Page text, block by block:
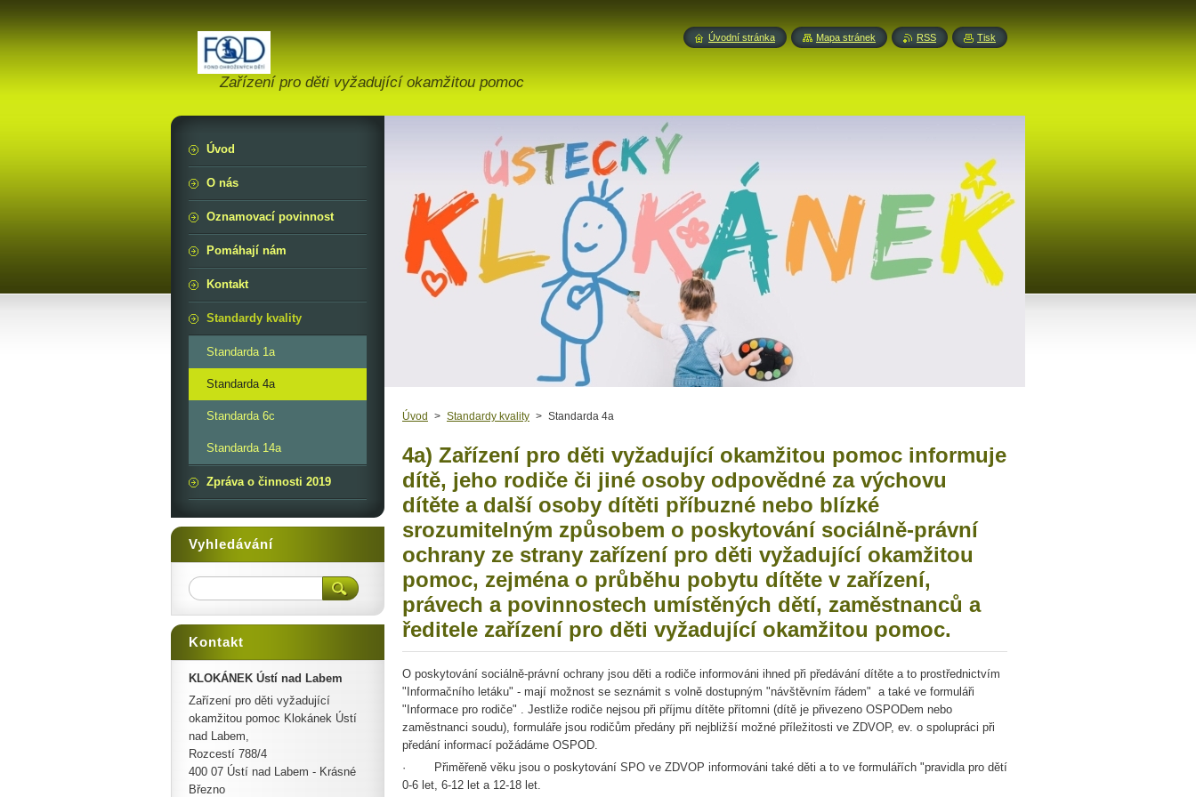
Zařízení pro děti vyžadující okamžitou pomoc
Úvod > Standardy kvality > Standarda 4a
4a) Zařízení pro děti vyžadující okamžitou pomoc informuje
dítě, jeho rodiče či jiné osoby odpovědné za výchovu
dítěte a další osoby dítěti příbuzné nebo blízké
srozumitelným způsobem o poskytování sociálně-právní
ochrany ze strany zařízení pro děti vyžadující okamžitou
pomoc, zejména o průběhu pobytu dítěte v zařízení,
právech a povinnostech umístěných dětí, zaměstnanců a
ředitele zařízení pro děti vyžadující okamžitou pomoc.
O poskytování sociálně-právní ochrany jsou děti a rodiče informováni ihned při předávání dítěte a to prostřednictvím
"Informačního letáku" - mají možnost se seznámit s volně dostupným "návštěvním řádem" a také ve formuláři
"Informace pro rodiče" . Jestliže rodiče nejsou při příjmu dítěte přítomni (dítě je přivezeno OSPODem nebo
zaměstnanci soudu), formuláře jsou rodičům předány při nejbližší možné příležitosti ve ZDVOP, ev. o spolupráci při
předání informací požádáme OSPOD.
· Přiměřeně věku jsou o poskytování SPO ve ZDVOP informováni také děti a to ve formulářích "pravidla pro dětí
0-6 let, 6-12 let a 12-18 let.
Úvod
O nás
Oznamovací povinnost
Pomáhají nám
Kontakt
Standardy kvality
Standarda 1a
Standarda 4a
Standarda 6c
Standarda 14a
Zpráva o činnosti 2019
Vyhledávání
Kontakt
KLOKÁNEK Ústí nad Labem
Zařízení pro děti vyžadující
okamžitou pomoc Klokánek Ústí
nad Labem,
Rozcestí 788/4
400 07 Ústí nad Labem - Krásné
Březno
Úvodní stránka Mapa stránek RSS Tisk